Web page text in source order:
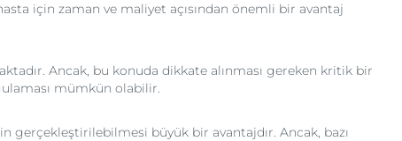
için zaman ve maliyet açısından önemli bir avantaj
Ancak, bu konuda dikkate alınması gereken kritik bir
mümkün olabilir.
gerçekleştirilebilmesi büyük bir avantajdır. Ancak, bazı